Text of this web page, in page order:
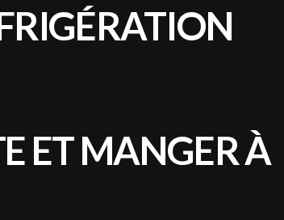
ET MANGER À